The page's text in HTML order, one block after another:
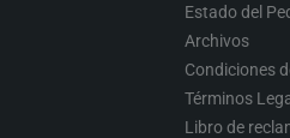
Estado del
Archivos
Condiciones
Términos
Libro de